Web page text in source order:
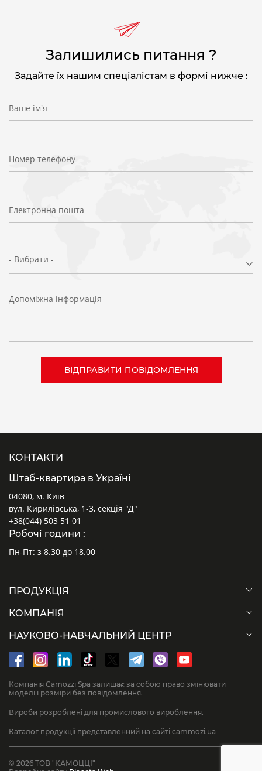
Залишились питання ?
Задайте їх нашим спеціалістам в формі нижче :
Ваше ім'я
Номер телефону
Електронна пошта
- Вибрати -
Допоміжна інформація
КОНТАКТИ
Штаб-квартира в Україні
04080, м. Київ
вул. Кирилівська, 1-3, секція "Д"
+38(044) 503 51 01
Робочі години :
Пн-Пт: з 8.30 до 18.00
ПРОДУКЦІЯ
КОМПАНІЯ
НАУКОВО-НАВЧАЛЬНИЙ ЦЕНТР
Компанія Camozzi Spa залишає за собою право змінювати
моделі і розміри без повідомлення.
Вироби розроблені для промислового вироблення.
Каталог продукції представленний на сайті cammozi.ua
© 2026 ТОВ "КАМОЦЦІ"